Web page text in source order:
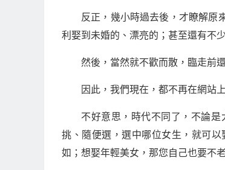
反正，幾小時過去後，才瞭解原
利娶到未婚的、漂亮的；甚至還有不
然後，當然就不歡而散，臨走前
因此，我們現在，都不再在網站
不好意思，時代不同了，不論
挑、隨便選，選中哪位女生，就可
如；想娶年輕美女，那您自己也要不